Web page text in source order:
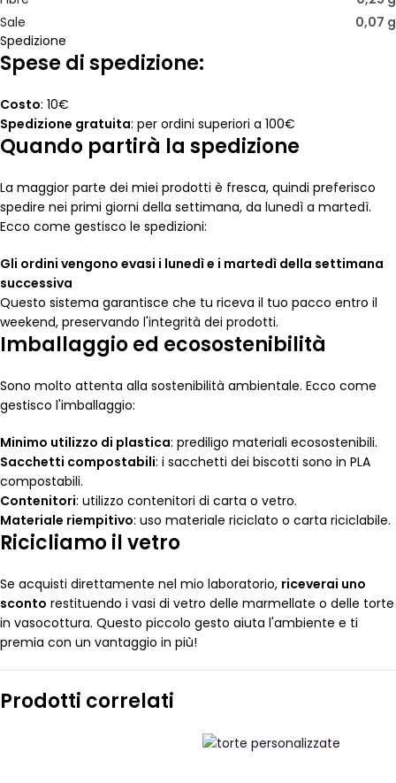
Sale
0,07 g
Spedizione
Spese di spedizione:
Costo: 10€
Spedizione gratuita: per ordini superiori a 100€
Quando partirà la spedizione
La maggior parte dei miei prodotti è fresca, quindi preferisco
spedire nei primi giorni della settimana, da lunedì a martedì.
Ecco come gestisco le spedizioni:
Gli ordini vengono evasi i lunedì e i martedì della settimana
successiva
Questo sistema garantisce che tu riceva il tuo pacco entro il
weekend, preservando l'integrità dei prodotti.
Imballaggio ed ecosostenibilità
Sono molto attenta alla sostenibilità ambientale. Ecco come
gestisco l'imballaggio:
Minimo utilizzo di plastica: prediligo materiali ecosostenibili.
Sacchetti compostabili: i sacchetti dei biscotti sono in PLA
compostabili.
Contenitori: utilizzo contenitori di carta o vetro.
Materiale riempitivo: uso materiale riciclato o carta riciclabile.
Ricicliamo il vetro
Se acquisti direttamente nel mio laboratorio, riceverai uno
sconto restituendo i vasi di vetro delle marmellate o delle torte
in vasocottura. Questo piccolo gesto aiuta l'ambiente e ti
premia con un vantaggio in più!
Prodotti correlati